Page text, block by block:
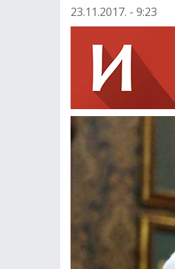
23.11.2017. - 9:23